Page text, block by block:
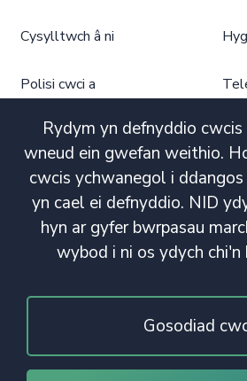
Rydym yn defnyddio
wneud ein gwefan weithio.
cwcis ychwanegol i
yn cael ei defnyddio. NID
hyn ar gyfer bwrpasau
wybod i ni os ydych chi'n
Gosodiad
Cysylltwch â ni
Polisi cwci a
Dargandod Prifysgol